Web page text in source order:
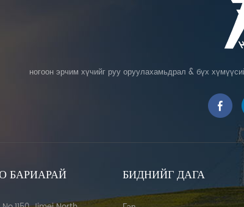
ногоон эрчим хүчийг руу оруулахамьдрал & бүх
БАРИАРАЙ БИДНИЙГ ДАГА